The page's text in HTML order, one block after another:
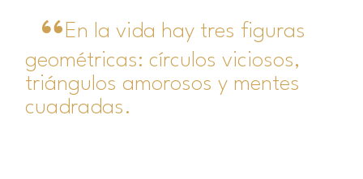
En la vida hay tres figuras
geométricas: círculos viciosos,
triángulos amorosos y mentes
cuadradas.